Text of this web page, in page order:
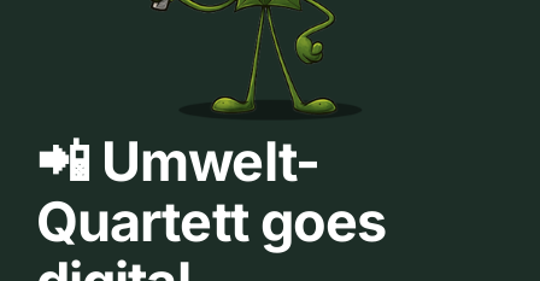
📲 Umwelt-
Quartett goes